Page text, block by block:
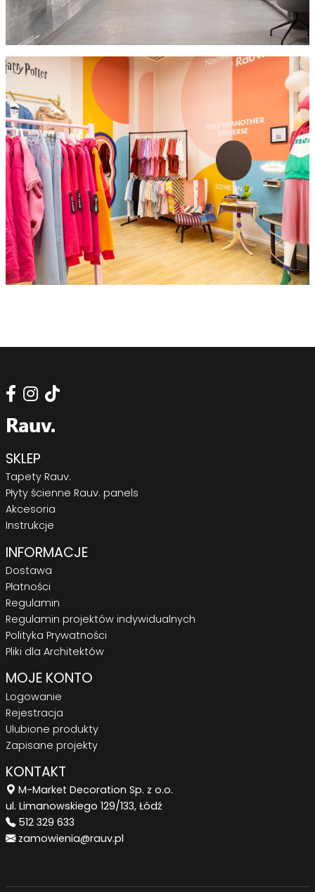
SKLEP
Tapety Rauv.
Płyty ścienne Rauv. panels
Akcesoria
Instrukcje
INFORMACJE
Dostawa
Płatności
Regulamin
Regulamin projektów indywidualnych
Polityka Prywatności
Pliki dla Architektów
MOJE KONTO
Logowanie
Rejestracja
Ulubione produkty
Zapisane projekty
KONTAKT
M-Market Decoration Sp. z o.o.
ul. Limanowskiego 129/133, Łódź
512 329 633
zamowienia@rauv.pl